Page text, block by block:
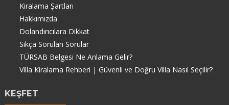
Kiralama Şartları
Hakkımızda
Dolandırıcılara Dikkat
Sıkça Sorulan Sorular
TÜRSAB Belgesi Ne Anlama Gelir?
Villa Kiralama Rehberi | Güvenli ve Doğru Villa Nasıl Seçilir?
KEŞFET